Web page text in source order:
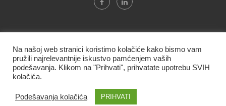
BIF PRESS doo" i ne smeju se presnositi niti koristiti, delimično
ni u celosti, bez izričite dozvole kompanije.
Na našoj web stranici koristimo kolačiće kako bismo vam
pružili najrelevantnije iskustvo pamćenjem vaših
podešavanja. Klikom na "Prihvati", prihvatate upotrebu SVIH
kolačića.
Podešavanja kolačića PRIHVATI